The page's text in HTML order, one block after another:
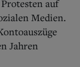
auf
Medien.
Jahren